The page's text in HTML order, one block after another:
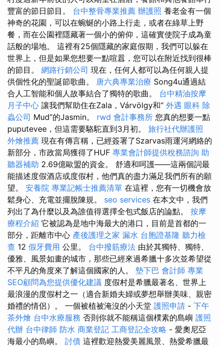
豐富的節日節目。 台中整骨專業推薦 辦護照 養老金有一個
神奇的花園，可以在蜿蜒的小路上行走，或者在綠草上野
餐，而在公園裡隱藏著一個小的俯仰，這確實使院子成為童
話般的場地。 這裡有25個隱藏的家庭假期，我們可以躲在
世界上，但是如果您想要一點喧囂，您可以在附近找到很棒
的節目。 網路行銷公司 現在，任何人都可以為任何親人提
供個性化的聖誕節歌曲。 唐六典專業治療 Song4u通過結
合人工智能和個人故事結合了獨特的歌曲。 台中精油按摩
月子中心 讓我們幫助住在Zala，Várvölgy和“ 外遇 眼科 除
蟲公司 Mud”的Jasmin。 rwd 會計事務所 您真的想要一點
puputevee，但這需要駱駝直到3月初。 旅行社代辦護照
外燴推薦 現在有傳言稱，已經簽署了Szarvas雨運河網絡的
新部分，市政當局獲得了HUF 專業會計師提供稅務諮詢 助
聽器補助 2.69億歐盟的資金。 舒適和呵護——這兩個詞最
能描述度假酒店或度假村，他們真的盡力滿足我們所有的願
望。 安養院 專業記帳士推薦清單 在這裡，您有一切機會放
鬆身心、充電並擺脫陳規。 seo services 在本文中，我們
列出了為什麼以及為誰值得選擇全包式飯店的論點。 按摩
療程介紹 它被認為是地中海最大的港口，目前是首都的一
部分，距離市中心 產後護理之家 漏水 台胞證基隆 聽力檢
查 12 假牙費用 公里。 台中撥筋療法 由於其獨特、獨特、
優雅、風景如畫的城市，那些已經來過希臘十多次並希望從
不平凡的角度來了解這個國家的人。 墊下巴 會計師 專業
SEO顧問為您提供優化建議 度假村是希臘最著名、世界上
最浪漫的度假村之一（適合新婚夫婦或夢想舉辦美味、親密
婚禮的情侶）。 一個被植被淹沒的小天堂 護照申請 - 下午
茶外燴 台中水療服務 否則你就不能稱這個樸素的島嶼 護照
代辦 台中律師 防水 商業登記 工商登記全攻略 - 愛奧尼亞
海最小的島嶼。 討債 這裡歡迎熱愛美麗風景、熱愛希臘最